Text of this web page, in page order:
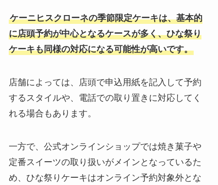
ケーニヒスクローネの季節限定ケーキは、基本的
に店頭予約が中心となるケースが多く、ひな祭り
ケーキも同様の対応になる可能性が高いです。
店舗によっては、店頭で申込用紙を記入して予約
するスタイルや、電話での取り置きに対応してく
れる場合もあります。
一方で、公式オンラインショップでは焼き菓子や
定番スイーツの取り扱いがメインとなっているた
め、ひな祭りケーキはオンライン予約対象外とな